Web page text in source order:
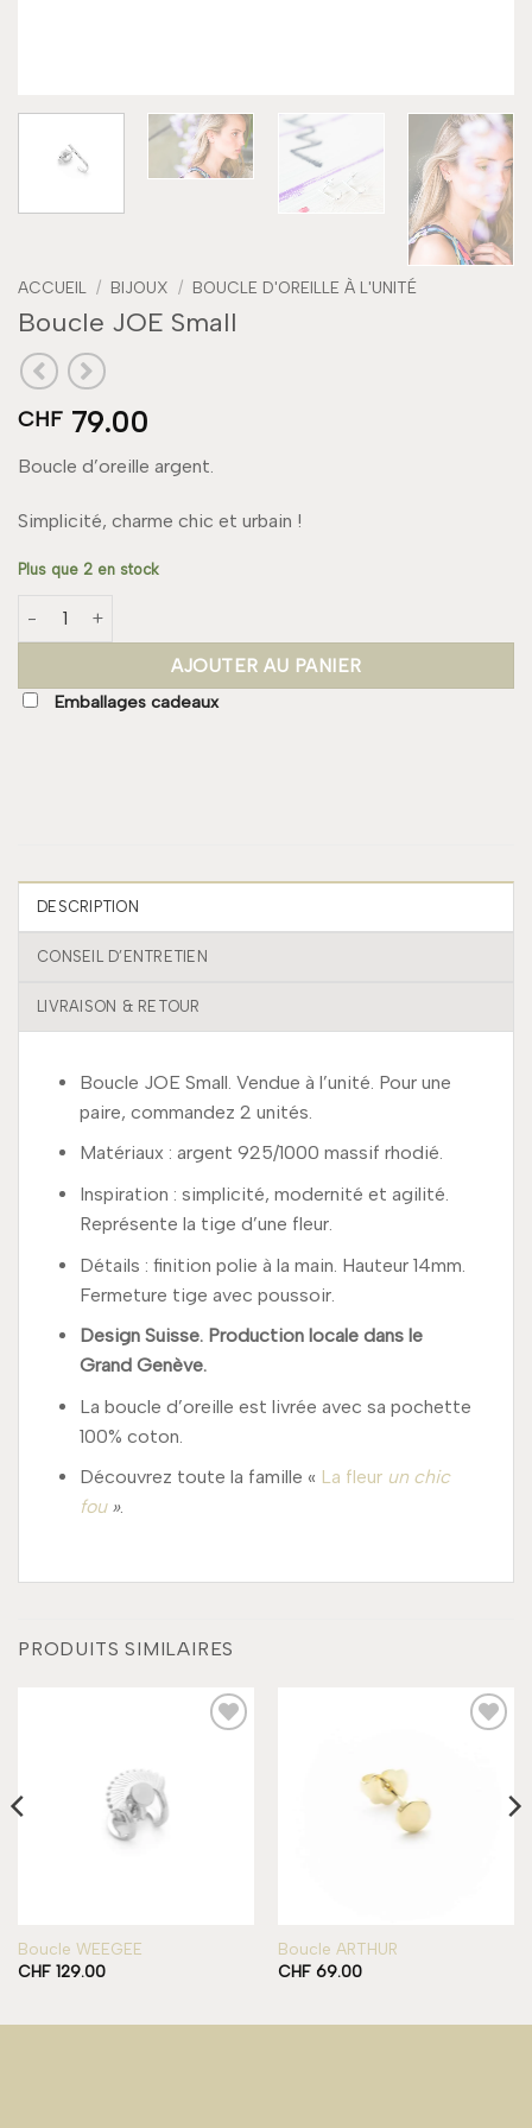
ACCUEIL / BIJOUX / BOUCLE D'OREILLE À L'UNITÉ
Boucle JOE Small
CHF 79.00
Boucle d’oreille argent.
Simplicité, charme chic et urbain !
Plus que 2 en stock
quantité de Boucle JOE Small
AJOUTER AU PANIER
Emballages cadeaux
DESCRIPTION
CONSEIL D’ENTRETIEN
LIVRAISON & RETOUR
Boucle JOE Small. Vendue à l’unité. Pour une
paire, commandez 2 unités.
Matériaux : argent 925/1000 massif rhodié.
Inspiration : simplicité, modernité et agilité.
Représente la tige d’une fleur.
Détails : finition polie à la main. Hauteur 14mm.
Fermeture tige avec poussoir.
Design Suisse. Production locale dans le
Grand Genève.
La boucle d’oreille est livrée avec sa pochette
100% coton.
Découvrez toute la famille « La fleur un chic
fou».
PRODUITS SIMILAIRES
Boucle WEEGEE
CHF129.00
Boucle ARTHUR
CHF69.00